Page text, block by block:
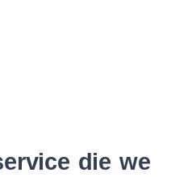
die we